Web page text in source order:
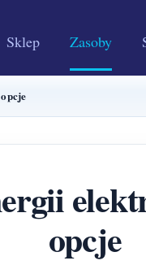
Sklep Zasoby
opcje